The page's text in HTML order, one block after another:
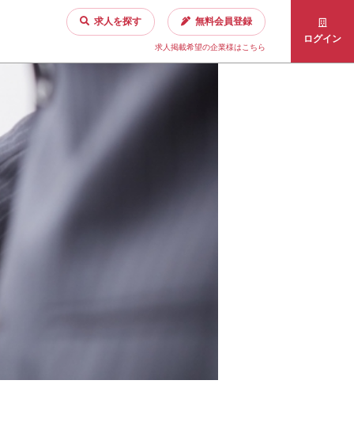
求人を探す 無料会員登録
求人掲載希望の企業様はこちら
ログイン